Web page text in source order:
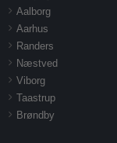
Aalborg
Aarhus
Randers
Næstved
Viborg
Taastrup
Brøndby